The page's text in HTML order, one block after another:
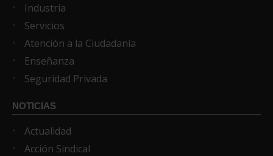
Industria
Servicios
Atención a la Ciudadanía
Enseñanza
Seguridad Privada
NOTICIAS
Actualidad
Acción Sindical